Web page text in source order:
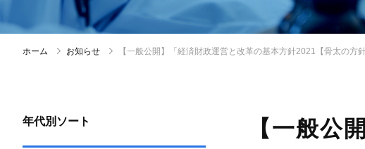
ホーム お知らせ 【一般公開】「経済財政運営と改革の基本方針2021【骨太の
【一般公
年代別ソート